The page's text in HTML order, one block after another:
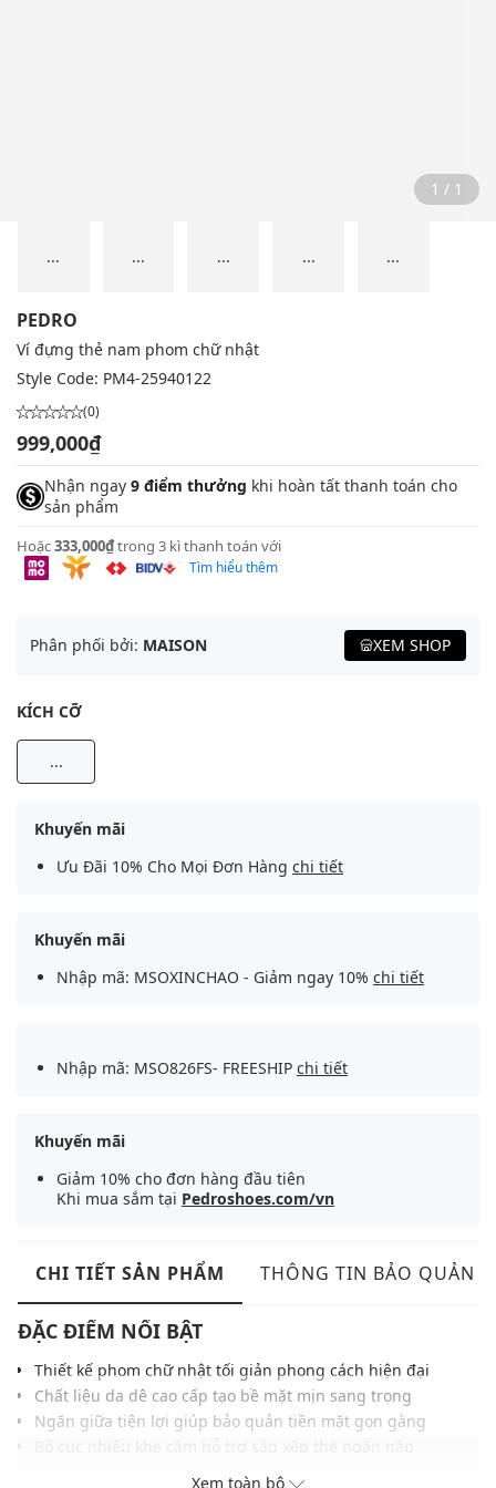
1 / 1
... ... ... ... ...
PEDRO
Ví đựng thẻ nam phom chữ nhật
Style Code: PM4-25940122
(0)
999,000₫
Nhận ngay 9 điểm thưởng khi hoàn tất thanh toán cho
sản phẩm
Hoặc333,000₫trong 3 kì thanh toán với
Tìm hiểu thêm
Phân phối bởi: MAISON XEM SHOP
KÍCH CỠ
...
Khuyến mãi
Ưu Đãi 10% Cho Mọi Đơn Hàng chi tiết
Khuyến mãi
Nhập mã: MSOXINCHAO - Giảm ngay 10% chi tiết
Nhập mã: MSO826FS- FREESHIP chi tiết
Khuyến mãi
Giảm 10% cho đơn hàng đầu tiên
Khi mua sắm tại Pedroshoes.com/vn
CHI TIẾT SẢN PHẨM THÔNG TIN BẢO QUẢN
ĐẶC ĐIỂM NỔI BẬT
Thiết kế phom chữ nhật tối giản phong cách hiện đại
Chất liệu da dê cao cấp tạo bề mặt mịn sang trọng
Ngăn giữa tiện lợi giúp bảo quản tiền mặt gọn gàng
Kiểu dáng mỏng nhẹ dễ dàng mang theo hàng ngày
Xem toàn bộ